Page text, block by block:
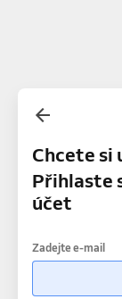
Chcete si
Přihlaste
účet
Zadejte e-mail